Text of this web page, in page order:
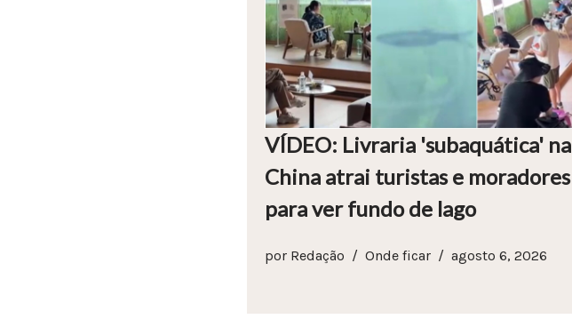
VÍDEO: Livraria 'subaquática' na
China atrai turistas e moradores
para ver fundo de lago
por Redação Onde ficar agosto 6, 2026